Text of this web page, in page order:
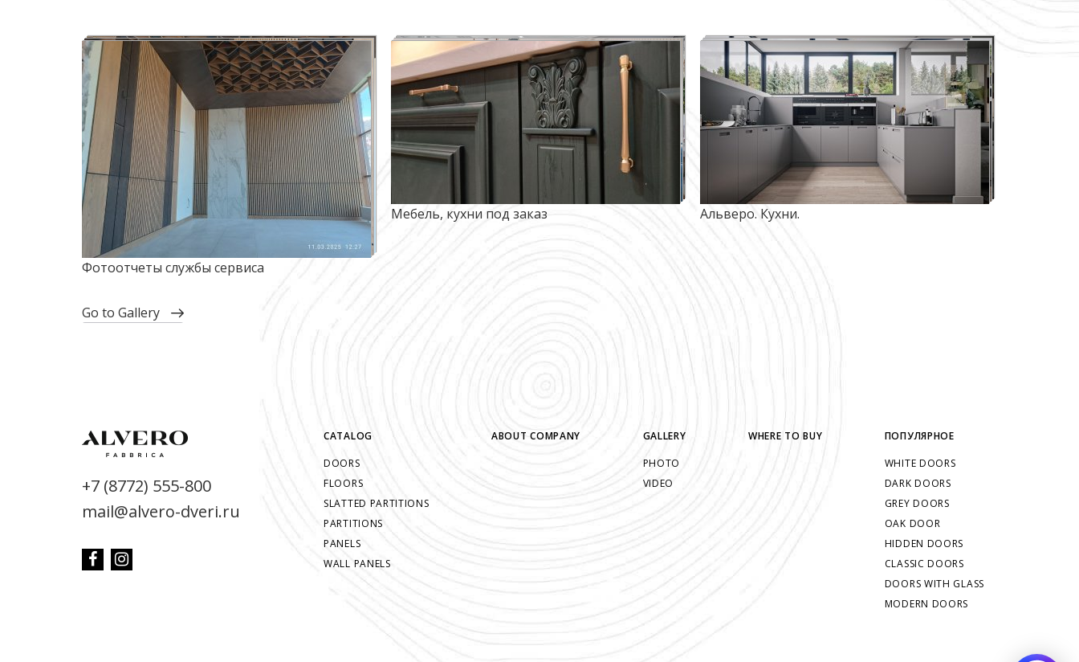
Фотоотчеты службы сервиса
Мебель, кухни под заказ Альверо. Кухни.
go to Gallery
+7 (8772) 555-800
mail@alvero-dveri.ru
CATALOG
DOORS
FLOORS
SLATTED PARTITIONS
PARTITIONS
PANELS
WALL PANELS
ABOUT COMPANY
GALLERY
PHOTO
VIDEO
WHERE TO BUY
ПОПУЛЯРНОЕ
WHITE DOORS
DARK DOORS
GREY DOORS
OAK DOOR
HIDDEN DOORS
CLASSIC DOORS
DOORS WITH GLASS
MODERN DOORS